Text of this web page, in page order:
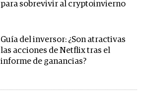
para sobrevivir al cryptoinvierno
Guía del inversor: ¿Son atractivas
las acciones de Netflix tras el
informe de ganancias?